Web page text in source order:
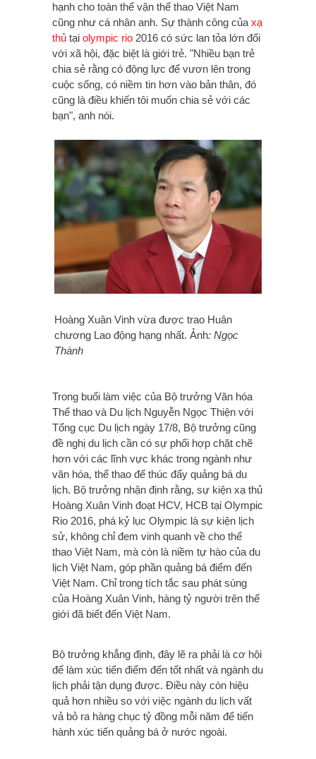
hạnh cho toàn thể vận thể thao Việt Nam
cũng như cá nhân anh. Sự thành công của xạ
thủ tại olympic rio 2016 có sức lan tỏa lớn đối
với xã hội, đặc biệt là giới trẻ. "Nhiều bạn trẻ
chia sẻ rằng có động lực để vươn lên trong
cuộc sống, có niềm tin hơn vào bản thân, đó
cũng là điều khiến tôi muốn chia sẻ với các
bạn", anh nói.
Hoàng Xuân Vinh vừa được trao Huân
chương Lao động hạng nhất. Ảnh: Ngọc
Thành
Trong buổi làm việc của Bộ trưởng Văn hóa
Thể thao và Du lịch Nguyễn Ngọc Thiện với
Tổng cục Du lịch ngày 17/8, Bộ trưởng cũng
đề nghị du lịch cần có sự phối hợp chặt chẽ
hơn với các lĩnh vực khác trong ngành như
văn hóa, thể thao để thúc đẩy quảng bá du
lịch. Bộ trưởng nhận định rằng, sự kiện xạ thủ
Hoàng Xuân Vinh đoạt HCV, HCB tại Olympic
Rio 2016, phá kỷ lục Olympic là sự kiện lịch
sử, không chỉ đem vinh quanh về cho thể
thao Việt Nam, mà còn là niềm tự hào của du
lịch Việt Nam, góp phần quảng bá điểm đến
Việt Nam. Chỉ trong tích tắc sau phát súng
của Hoàng Xuân Vinh, hàng tỷ người trên thế
giới đã biết đến Việt Nam.
Bộ trưởng khẳng định, đây lẽ ra phải là cơ hội
để làm xúc tiến điểm đến tốt nhất và ngành du
lịch phải tận dụng được. Điều này còn hiệu
quả hơn nhiều so với việc ngành du lịch vất
vả bỏ ra hàng chục tỷ đồng mỗi năm để tiến
hành xúc tiến quảng bá ở nước ngoài.